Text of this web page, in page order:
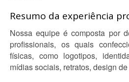
Resumo da experiência
Nossa equipe é composta por
profissionais, os quais
físicas, como logotipos,
mídias sociais, retratos, design